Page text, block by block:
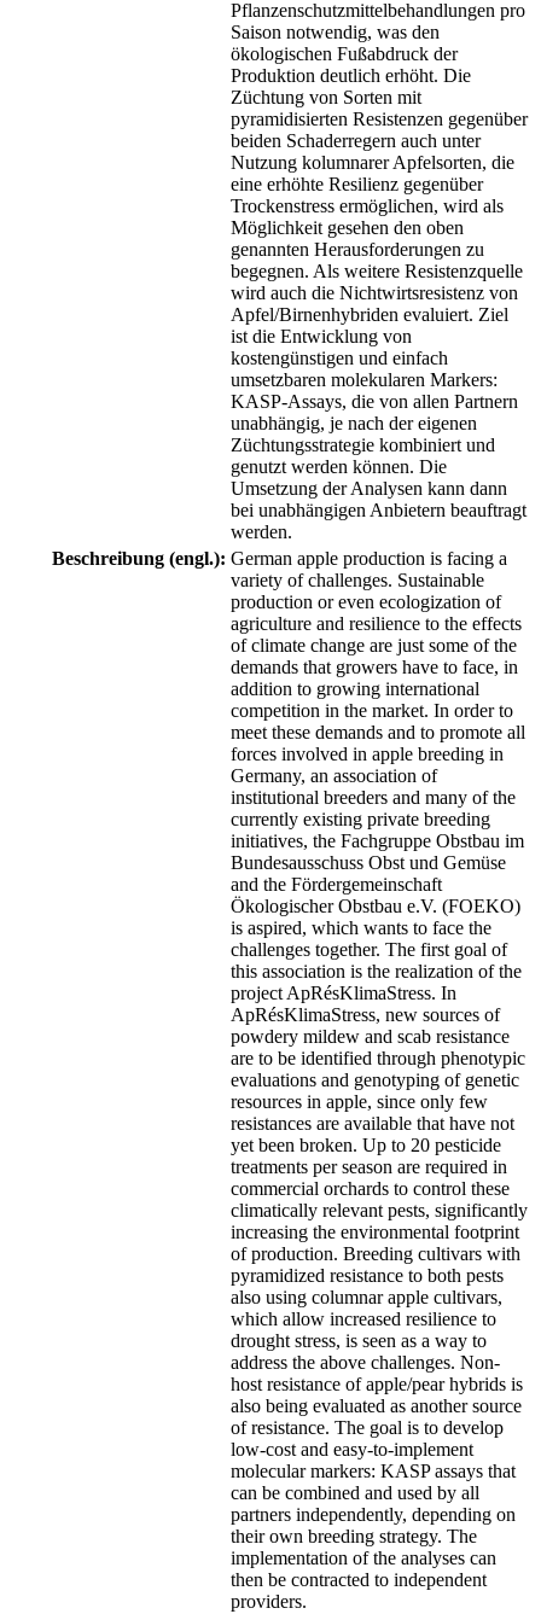
Pflanzenschutzmittelbehandlungen pro
Saison notwendig, was den
ökologischen Fußabdruck der
Produktion deutlich erhöht. Die
Züchtung von Sorten mit
pyramidisierten Resistenzen gegenüber
beiden Schaderregern auch unter
Nutzung kolumnarer Apfelsorten, die
eine erhöhte Resilienz gegenüber
Trockenstress ermöglichen, wird als
Möglichkeit gesehen den oben
genannten Herausforderungen zu
begegnen. Als weitere Resistenzquelle
wird auch die Nichtwirtsresistenz von
Apfel/Birnenhybriden evaluiert. Ziel
ist die Entwicklung von
kostengünstigen und einfach
umsetzbaren molekularen Markers:
KASP-Assays, die von allen Partnern
unabhängig, je nach der eigenen
Züchtungsstrategie kombiniert und
genutzt werden können. Die
Umsetzung der Analysen kann dann
bei unabhängigen Anbietern beauftragt
werden.
Beschreibung (engl.): German apple production is facing a
variety of challenges. Sustainable
production or even ecologization of
agriculture and resilience to the effects
of climate change are just some of the
demands that growers have to face, in
addition to growing international
competition in the market. In order to
meet these demands and to promote all
forces involved in apple breeding in
Germany, an association of
institutional breeders and many of the
currently existing private breeding
initiatives, the Fachgruppe Obstbau im
Bundesausschuss Obst und Gemüse
and the Fördergemeinschaft
Ökologischer Obstbau e.V. (FOEKO)
is aspired, which wants to face the
challenges together. The first goal of
this association is the realization of the
project ApRésKlimaStress. In
ApRésKlimaStress, new sources of
powdery mildew and scab resistance
are to be identified through phenotypic
evaluations and genotyping of genetic
resources in apple, since only few
resistances are available that have not
yet been broken. Up to 20 pesticide
treatments per season are required in
commercial orchards to control these
climatically relevant pests, significantly
increasing the environmental footprint
of production. Breeding cultivars with
pyramidized resistance to both pests
also using columnar apple cultivars,
which allow increased resilience to
drought stress, is seen as a way to
address the above challenges. Non-
host resistance of apple/pear hybrids is
also being evaluated as another source
of resistance. The goal is to develop
low-cost and easy-to-implement
molecular markers: KASP assays that
can be combined and used by all
partners independently, depending on
their own breeding strategy. The
implementation of the analyses can
then be contracted to independent
providers.